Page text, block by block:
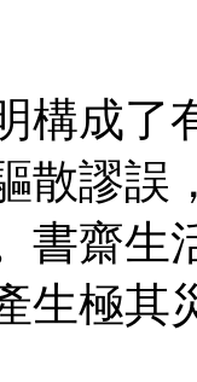
構成了
散謬誤
書齋生
生極其